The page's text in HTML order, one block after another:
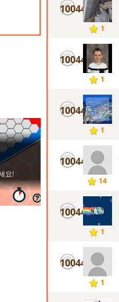
10044
1
10044
1
10044
1
10044
14
10044
1
10044
1